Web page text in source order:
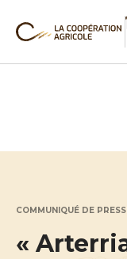
COMMUNIQUÉ DE
«